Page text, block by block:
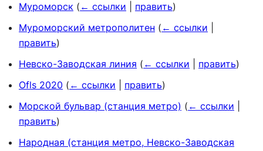
Муроморск ( ← ссылки править)
Муроморский метрополитен ( ← ссылки
править)
Невско-Заводская линия ( ← ссылки править)
Ofls 2020 ( ← ссылки править)
Морской бульвар (станция метро) ( ← ссылки
править)
Народная (станция метро, Невско-Заводская